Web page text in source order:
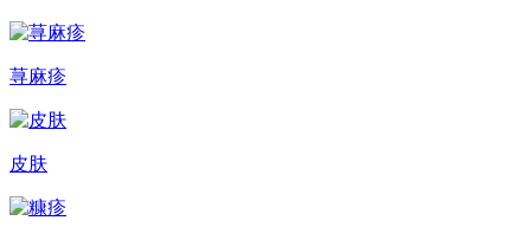
荨麻疹
皮肤